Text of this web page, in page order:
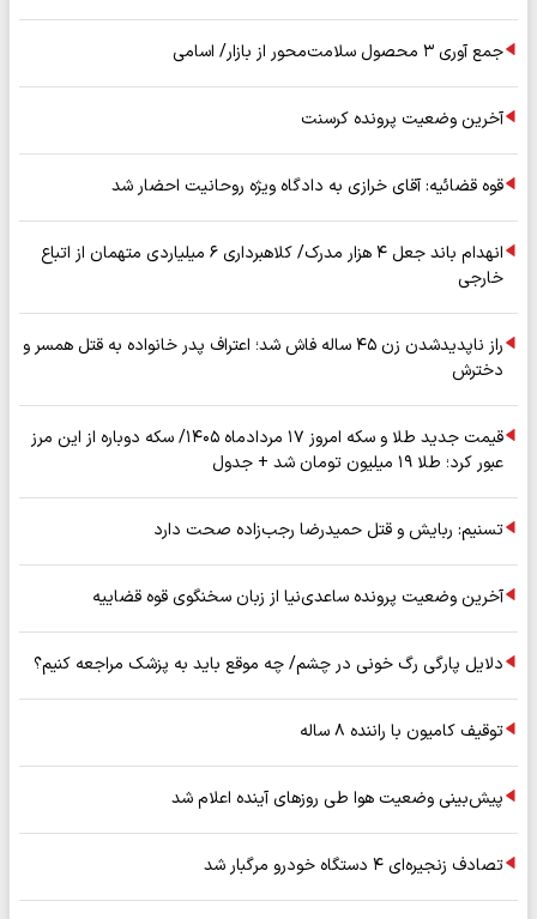
جمع آوری ۳ محصول سلامت‌محور از بازار/ اسامی
آخرین وضعیت پرونده کرسنت
قوه قضائیه: آقای خرازی به دادگاه ویژه روحانیت احضار شد
انهدام باند جعل ۴ هزار مدرک/ کلاهبرداری ۶ میلیاردی متهمان از اتباع
خارجی
راز ناپدیدشدن زن ۴۵ ساله فاش شد؛ اعتراف پدر خانواده به قتل همسر و
دخترش
قیمت جدید طلا و سکه امروز ۱۷ مردادماه ۱۴۰۵/ سکه دوباره از این مرز
عبور کرد؛ طلا ۱۹ میلیون تومان شد + جدول
تسنیم: ربایش و قتل حمیدرضا رجب‌زاده صحت دارد
آخرین وضعیت پرونده ساعدی‌نیا از زبان سخنگوی قوه قضاییه
دلایل پارگی رگ خونی در چشم/ چه موقع باید به پزشک مراجعه کنیم؟
توقیف کامیون با راننده ۸ ساله
پیش‌بینی وضعیت هوا طی روزهای آینده اعلام شد
تصادف زنجیره‌ای ۴ دستگاه خودرو مرگبار شد